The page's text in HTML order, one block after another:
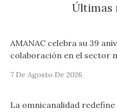
Últimas
AMANAC celebra su 39
colaboración en el sector
7 De Agosto De 2026
La omnicanalidad